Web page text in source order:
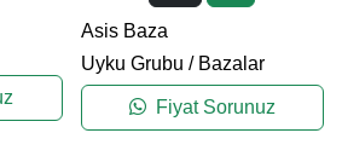
Asis Baza
Uyku Grubu / Bazalar
Fiyat Sorunuz